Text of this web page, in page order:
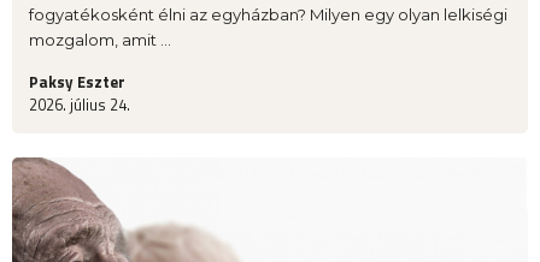
fogyatékosként élni az egyházban? Milyen egy olyan lelkiségi
mozgalom, amit ...
Paksy Eszter
2026. július 24.